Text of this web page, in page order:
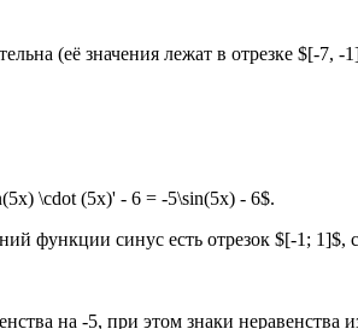
(её значения лежат в отрезке $[-
\cdot (5x)' - 6 = -5\sin(5x) - 6$.
функции синус есть отрезок $[-1; 1]$,
на -5, при этом знаки неравенства